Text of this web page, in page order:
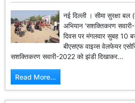
नई दिल्ली । सीमा सुरक्षा बल
अभियान ‘सशक्तिकरण सवारी-
दिवस पर मंगलवार सुबह 10
बीएसएफ वाइव्स वेलफेयर
सशक्तिकरण सवारी-2022 को झंडी दिखाकर...
Read More...